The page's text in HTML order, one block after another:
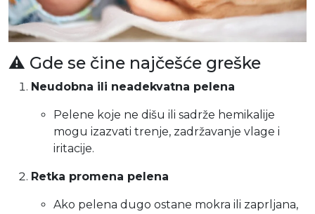
⚠️ Gde se čine najčešće greške
Neudobna ili neadekvatna pelena
Pelene koje ne dišu ili sadrže hemikalije
mogu izazvati trenje, zadržavanje vlage i
iritacije.
Retka promena pelena
Ako pelena dugo ostane mokra ili zaprljana,